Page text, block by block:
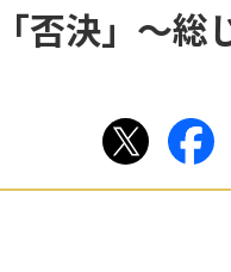
否決」～総